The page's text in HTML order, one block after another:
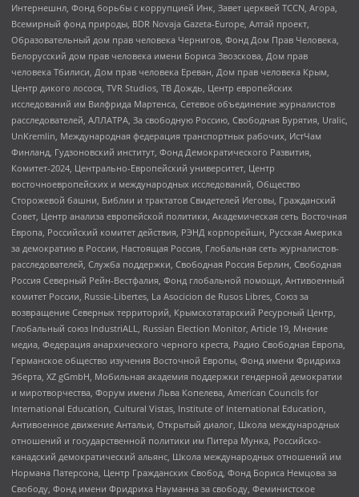
Интернешнл, Фонд борьбы с коррупцией Инк, Завет церквей TCCN, Агора,
Всемирный фонд природы, BDR Novaja Gazeta-Europe, Алтай проект,
Образовательный дом прав человека Чернигов, Фонд Дом Прав Человека,
Белорусский дом прав человека имени Бориса Звозскова, Дом прав
человека Тбилиси, Дом прав человека Ереван, Дом прав человека Крым,
Центр дикого лосося, TVR Studios, ТВ Дождь, Центр европейских
исследований им Вилфрида Мартенса, Сетевое объединение журналистов
расследователей, АЛЛАТРА, За свободную Россию, Свободная Бурятия, Uralic,
UnKremlin, Международная федерация транспортных рабочих, ИстЧам
Финланд, Гудзоновский институт, Фонд Демократического Развития,
Комитет-2024, Центрально-Европейский университет, Центр
восточноевропейских и международных исследований, Общество
Сторожевой башни, Библии и трактатов Свидетелей Иеговы, Гражданский
Совет, Центр анализа европейской политики, Академическая сеть Восточная
Европа, Российский комитет действия, РЭНД корпорейшн, Русская Америка
за демократию в России, Настоящая Россия, Глобальная сеть журналистов-
расследователей, Служба поддержки, Свободная Россия Берлин, Свободная
Россия Северный Рейн-Вестфалия, Фонд глобальной помощи, Антивоенный
комитет России, Russie-Libertes, La Asocicion de Rusos Libres, Союз за
возвращение Северных территорий, Крымскотатарский Ресурсный Центр,
Глобальный союз IndustriALL, Russian Election Monitor, Article 19, Мнение
медиа, Федерация анархического черного креста, Радио Свободная Европа,
Германское общество изучения Восточной Европы, Фонд имени Фридриха
Эберта, XZ gGmbH, Мобильная академия поддержки гендерной демократии
и миротворчества, Форум имени Льва Копелева, American Councils for
International Education, Cultural Vistas, Institute of International Education,
Антивоенное движение Антальи, Открытый диалог, Школа международных
отношений и государственной политики им Питера Мунка, Российско-
канадский демократический альянс, Школа международных отношений им
Нормана Патерсона, Центр Гражданских Свобод, Фонд Бориса Немцова за
Свободу, Фонд имени Фридриха Науманна за свободу, Феминистское